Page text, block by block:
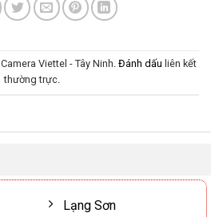
Camera Viettel - Tây Ninh. Đánh dấu liên kết
thường trực.
Lạng Sơn